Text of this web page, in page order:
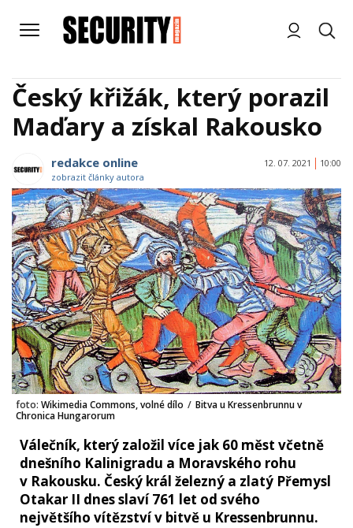
Český křižák, který porazil
Maďary a získal Rakousko
redakce online
zobrazit články autora
12. 07. 2021 10:00
foto: Wikimedia Commons, volné dílo / Bitva u Kressenbrunnu v
Chronica Hungarorum
Válečník, který založil více jak 60 měst včetně
dnešního Kalinigradu a Moravského rohu
v Rakousku. Český král železný a zlatý Přemysl
Otakar II dnes slaví 761 let od svého
největšího vítězství v bitvě u Kressenbrunnu.